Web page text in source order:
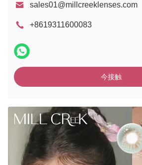
sales01@millcreeklenses.com
+8619311600083
今接触